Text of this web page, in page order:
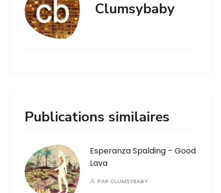
Clumsybaby
Publications similaires
Esperanza Spalding – Good
Lava
PAR CLUMSYBABY